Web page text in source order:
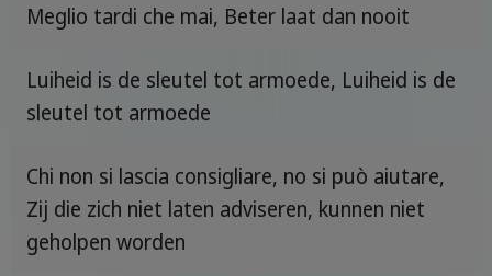
Meglio tardi che mai, Beter laat dan nooit
Luiheid is de sleutel tot armoede, Luiheid is de
sleutel tot armoede
Chi non si lascia consigliare, no si può aiutare,
Zij die zich niet laten adviseren, kunnen niet
geholpen worden